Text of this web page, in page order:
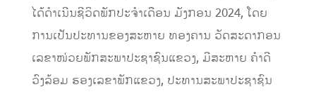
ໄດ້ດໍາເນີນຊີວິດພັກປະຈໍາເດືອນ ມັງກອນ 2024, ໂດຍ
ການເປັນປະທານຂອງສະຫາຍ ທອງຄານ ວັດສະດາກອນ
ເລຂາໜ່ວຍພັກສະພາປະຊາຊົນແຂວງ, ມີສະຫາຍ ຄໍາດີ
ວົງລ້ອມ ຮອງເລຂາພັກແຂວງ, ປະທານສະພາປະຊາຊົນ